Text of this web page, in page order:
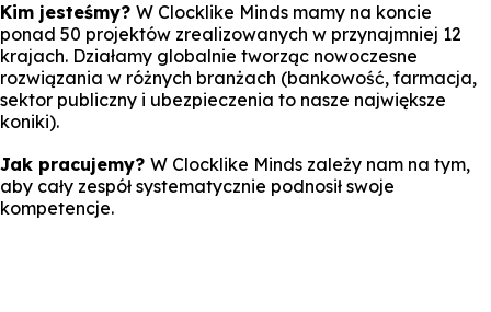
Kim jesteśmy? W Clocklike Minds mamy na koncie
ponad 50 projektów zrealizowanych w przynajmniej 12
krajach. Działamy globalnie tworząc nowoczesne
rozwiązania w różnych branżach (bankowość, farmacja,
sektor publiczny i ubezpieczenia to nasze największe
koniki).
Jak pracujemy? W Clocklike Minds zależy nam na tym,
aby cały zespół systematycznie podnosił swoje
kompetencje.